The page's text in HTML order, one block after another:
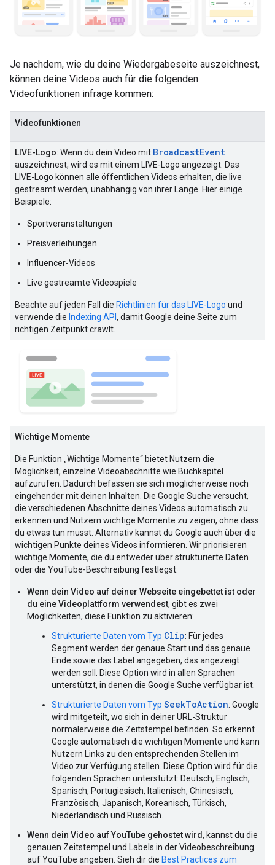
Je nachdem, wie du deine Wiedergabeseite auszeichnest,
können deine Videos auch für die folgenden
Videofunktionen infrage kommen:
Videofunktionen
LIVE-Logo: Wenn du dein Video mit BroadcastEvent
auszeichnest, wird es mit einem LIVE-Logo angezeigt. Das
LIVE-Logo können alle öffentlichen Videos erhalten, die live
gestreamt werden, unabhängig von ihrer Länge. Hier einige
Beispiele:
Sportveranstaltungen
Preisverleihungen
Influencer-Videos
Live gestreamte Videospiele
Beachte auf jeden Fall die Richtlinien für das LIVE-Logo und
verwende die Indexing API , damit Google deine Seite zum
richtigen Zeitpunkt crawlt.
Wichtige Momente
Die Funktion „Wichtige Momente“ bietet Nutzern die
Möglichkeit, einzelne Videoabschnitte wie Buchkapitel
aufzurufen. Dadurch befassen sie sich möglicherweise noch
eingehender mit deinen Inhalten. Die Google Suche versucht,
die verschiedenen Abschnitte deines Videos automatisch zu
erkennen und Nutzern wichtige Momente zu zeigen, ohne dass
du etwas tun musst. Alternativ kannst du Google auch über die
wichtigen Punkte deines Videos informieren. Wir priorisieren
wichtige Momente, die du entweder über strukturierte Daten
oder die YouTube-Beschreibung festlegst.
Wenn dein Video auf deiner Webseite eingebettet ist oder
du eine Videoplattform verwendest, gibt es zwei
Möglichkeiten, diese Funktion zu aktivieren:
Strukturierte Daten vom Typ Clip: Für jedes
Segment werden der genaue Start und das genaue
Ende sowie das Label angegeben, das angezeigt
werden soll. Diese Option wird in allen Sprachen
unterstützt, in denen die Google Suche verfügbar ist.
Strukturierte Daten vom Typ SeekToAction: Google
wird mitgeteilt, wo sich in deiner URL-Struktur
normalerweise die Zeitstempel befinden. So erkennt
Google automatisch die wichtigen Momente und kann
Nutzern Links zu den entsprechenden Stellen im
Video zur Verfügung stellen. Diese Option wird für die
folgenden Sprachen unterstützt: Deutsch, Englisch,
Spanisch, Portugiesisch, Italienisch, Chinesisch,
Französisch, Japanisch, Koreanisch, Türkisch,
Niederländisch und Russisch.
Wenn dein Video auf YouTube gehostet wird, kannst du die
genauen Zeitstempel und Labels in der Videobeschreibung
auf YouTube angeben. Sieh dir die Best Practices zum